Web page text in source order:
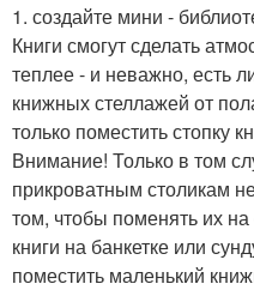
1. создайте мини -
Книги смогут сделать
теплее - и неважно, есть
книжных стеллажей от
только поместить стопку
Внимание! Только в том
прикроватным столикам
том, чтобы поменять их
книги на банкетке или
поместить маленький